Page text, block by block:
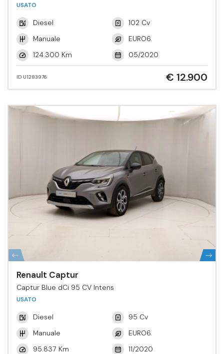
USATO
Diesel
102 Cv
Manuale
EURO6.
124.300 Km
05/2020
ID U1283976 € 12.900
Renault Captur
Captur Blue dCi 95 CV Intens
USATO
Diesel
95 Cv
Manuale
EURO6.
95.837 Km
11/2020